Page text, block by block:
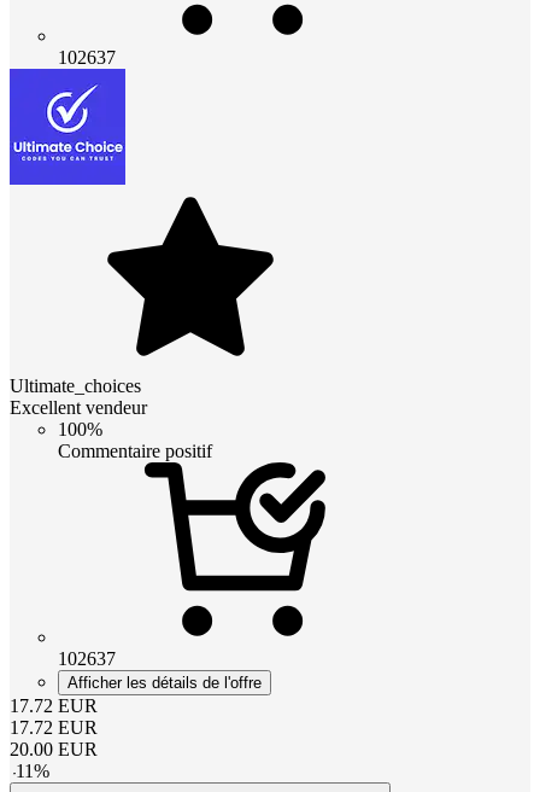
102637
Ultimate_choices
Excellent vendeur
100%
Commentaire positif
102637
Afficher les détails de l'offre
17.72 EUR
17.72 EUR
20.00 EUR
-11%